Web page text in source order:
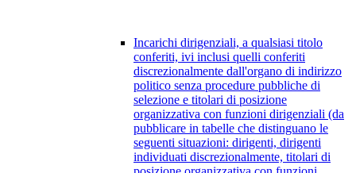
Incarichi dirigenziali, a qualsiasi titolo
conferiti, ivi inclusi quelli conferiti
discrezionalmente dall'organo di indirizzo
politico senza procedure pubbliche di
selezione e titolari di posizione
organizzativa con funzioni dirigenziali (da
pubblicare in tabelle che distinguano le
seguenti situazioni: dirigenti, dirigenti
individuati discrezionalmente, titolari di